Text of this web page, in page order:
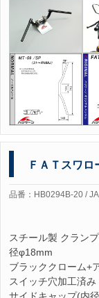
ＦＡＴスワロ
品番：HB0294B-20 /
スチール製 クラン
径φ18mm
ブラッククローム+
スイッチ穴加工済